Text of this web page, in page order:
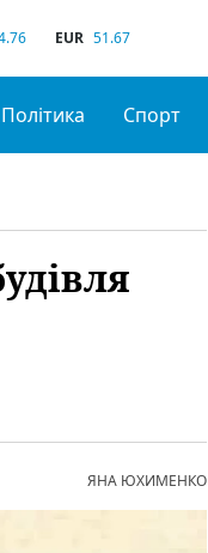
EUR 51.67
Політика Спорт
ЯНА ЮХИМЕНКО